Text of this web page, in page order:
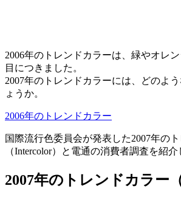
2006年のトレンドカラーは、緑やオレ
目につきました。
2007年のトレンドカラーには、どのよ
ょうか。
2006年のトレンドカラー
国際流行色委員会が発表した2007年の
（Intercolor）と電通の消費者調査を紹介
2007年のトレンドカラー